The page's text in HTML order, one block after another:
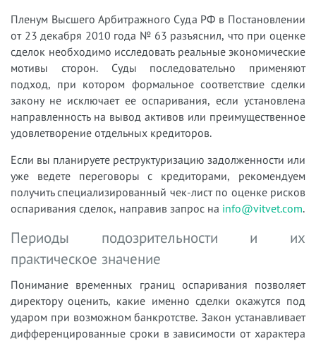
Пленум Высшего Арбитражного Суда РФ в Постановлении
от 23 декабря 2010 года № 63 разъяснил, что при оценке
сделок необходимо исследовать реальные экономические
мотивы сторон. Суды последовательно применяют
подход, при котором формальное соответствие сделки
закону не исключает ее оспаривания, если установлена
направленность на вывод активов или преимущественное
удовлетворение отдельных кредиторов.
Если вы планируете реструктуризацию задолженности или
уже ведете переговоры с кредиторами, рекомендуем
получить специализированный чек-лист по оценке рисков
оспаривания сделок, направив запрос на info@vitvet.com.
Периоды подозрительности и их
практическое значение
Понимание временных границ оспаривания позволяет
директору оценить, какие именно сделки окажутся под
ударом при возможном банкротстве. Закон устанавливает
дифференцированные сроки в зависимости от характера